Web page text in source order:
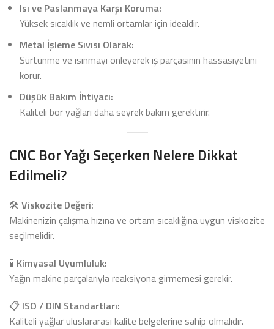
Isı ve Paslanmaya Karşı Koruma:
Yüksek sıcaklık ve nemli ortamlar için idealdir.
Metal İşleme Sıvısı Olarak:
Sürtünme ve ısınmayı önleyerek iş parçasının hassasiyetini
korur.
Düşük Bakım İhtiyacı:
Kaliteli bor yağları daha seyrek bakım gerektirir.
CNC Bor Yağı Seçerken Nelere Dikkat
Edilmeli?
🛠️ Viskozite Değeri:
Makinenizin çalışma hızına ve ortam sıcaklığına uygun viskozite
seçilmelidir.
🧪 Kimyasal Uyumluluk:
Yağın makine parçalarıyla reaksiyona girmemesi gerekir.
📋 ISO / DIN Standartları:
Kaliteli yağlar uluslararası kalite belgelerine sahip olmalıdır.